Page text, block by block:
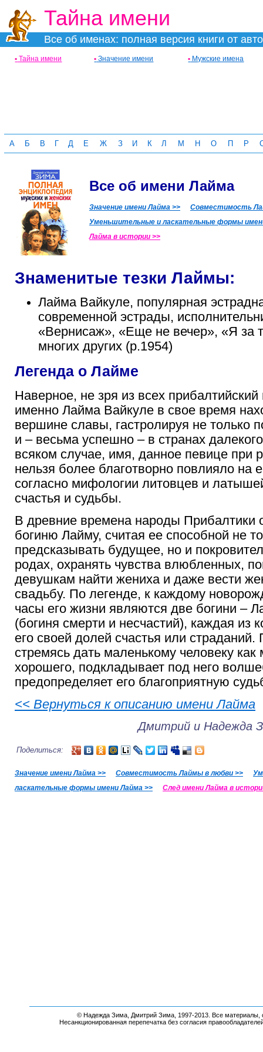
Тайна имени
Все об именах: полная версия книги от
• Тайна имени • Значение имени • Мужские имена
А Б В Г Д Е Ж З И К Л М Н О П Р
Все об имени Лайма
Значение имени Лайма >>
Совместимость
Уменьшительные и ласкательные формы
Лайма в истории >>
Знаменитые тезки Лаймы:
Лайма Вайкуле, популярная
современной эстрады,
«Вернисаж», «Еще не вечер», «Я за
многих других (р.1954)
Легенда о Лайме
Наверное, не зря из всех
именно Лайма Вайкуле в свое время
вершине славы, гастролируя не только
и – весьма успешно – в странах
всяком случае, имя, данное певице при
нельзя более благотворно повлияло на
согласно мифологии литовцев и
счастья и судьбы.
В древние времена народы Прибалтики
богиню Лайму, считая ее способной не
предсказывать будущее, но и
родах, охранять чувства влюбленных,
девушкам найти жениха и даже вести
свадьбу. По легенде, к каждому
часы его жизни являются две богини –
(богиня смерти и несчастий), каждая из
его своей долей счастья или
стремясь дать маленькому человеку
хорошего, подкладывает под него
предопределяет его благоприятную
<< Вернуться к описанию имени Лайма
Дмитрий и Надежда
Поделиться:
Значение имени Лайма >> Совместимость Лаймы в любви >>
ласкательные формы имени Лайма >>
След имени Лайма в
© Надежда Зима, Дмитрий Зима, 1997-2013. Все материалы,
Несанкционированная перепечатка без согласия